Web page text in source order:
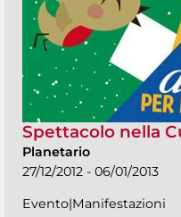
Spettacolo nella
Planetario
27/12/2012 - 06/01/2013
Evento|Manifestazioni